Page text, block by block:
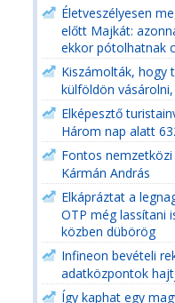
Életveszélyesen
előtt Majkát:
ekkor pótolhatnak
Kiszámolták, hogy
külföldön
Elképesztő
Három nap alatt
Fontos
Kármán András
Elkápráztat a
OTP még lassítani
közben dübörög
Infineon bevételi
adatközpontok
Így kaphat egy